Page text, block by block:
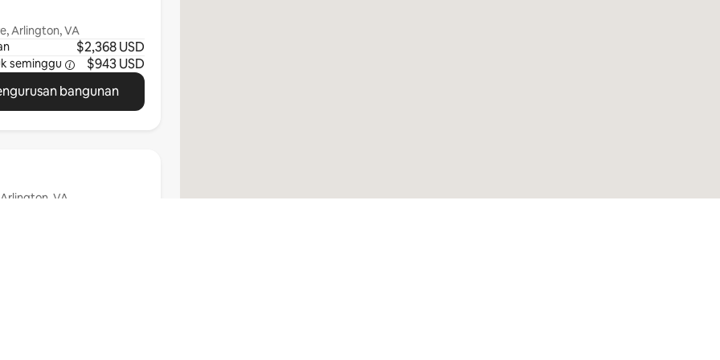
Arlington, VA
$2,368 USD
seminggu
$943 USD
bangunan
VA